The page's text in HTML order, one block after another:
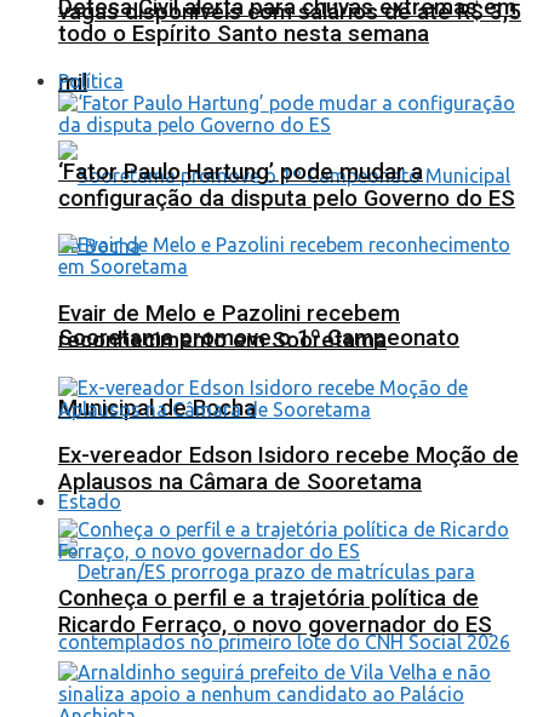
vagas disponíveis com salários de até R$ 3,5
mil
Sooretama promove o 1º Campeonato
Municipal de Bocha
Estado
Defesa Civil alerta para chuvas extremas em
todo o Espírito Santo nesta semana
Política
‘Fator Paulo Hartung’ pode mudar a
configuração da disputa pelo Governo do ES
Evair de Melo e Pazolini recebem
reconhecimento em Sooretama
Ex-vereador Edson Isidoro recebe Moção de
Aplausos na Câmara de Sooretama
Conheça o perfil e a trajetória política de
Ricardo Ferraço, o novo governador do ES